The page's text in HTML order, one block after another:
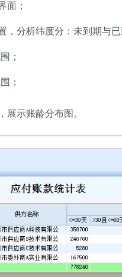
面；
分析纬度分：未到期与已
；
；
展示账龄分布图。